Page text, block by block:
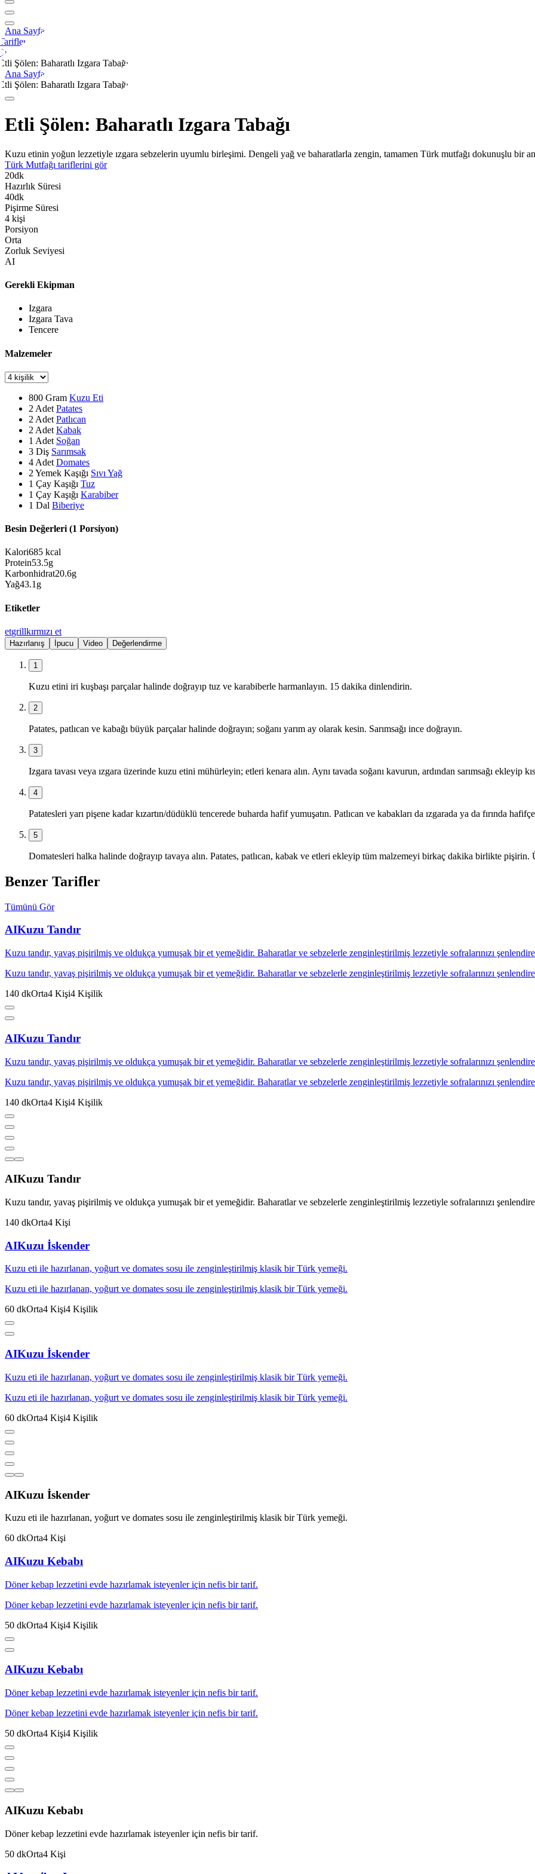
Ana Sayfa
Şölen: Baharatlı Izgara Tabağı
Ana Sayfa
Şölen: Baharatlı Izgara Tabağı
Etli Şölen: Baharatlı Izgara Tabağı
Kuzu etinin yoğun lezzetiyle ızgara sebzelerin uyumlu birleşimi. Dengeli yağ ve baharatlarla zengin, tamamen Türk mutfağı dokunuşlu bir
Türk Mutfağı tariflerini gör
20dk
Hazırlık Süresi
40dk
Pişirme Süresi
4 kişi
Porsiyon
Orta
Zorluk Seviyesi
AI
Gerekli Ekipman
Izgara
Izgara Tava
Tencere
Malzemeler
800 Gram Kuzu Eti
2 Adet Patates
2 Adet Patlıcan
2 Adet Kabak
1 Adet Soğan
3 Diş Sarımsak
4 Adet Domates
2 Yemek Kaşığı Sıvı Yağ
1 Çay Kaşığı Tuz
1 Çay Kaşığı Karabiber
1 Dal Biberiye
Besin Değerleri (1 Porsiyon)
Kalori685 kcal
Protein53.5g
Karbonhidrat20.6g
Yağ43.1 g
Etiketler
etgrillkırmızı et
Hazırlanış İpucu Video Değerlendirme
1
Kuzu etini iri kuşbaşı parçalar halinde doğrayıp tuz ve karabiberle harmanlayın. 15 dakika dinlendirin.
2
Patates, patlıcan ve kabağı büyük parçalar halinde doğrayın; soğanı yarım ay olarak kesin. Sarımsağı ince doğrayın.
3
Izgara tavası veya ızgara üzerinde kuzu etini mühürleyin; etleri kenara alın. Aynı tavada soğanı kavurun, ardından sarımsağı ekleyip
4
Patatesleri yarı pişene kadar kızartın/düdüklü tencerede buharda hafif yumuşatın. Patlıcan ve kabakları da ızgarada ya da fırında hafifçe
5
Domatesleri halka halinde doğrayıp tavaya alın. Patates, patlıcan, kabak ve etleri ekleyip tüm malzemeyi birkaç dakika birlikte pişirin.
Benzer Tarifler
Tümünü Gör
AIKuzu Tandır
Kuzu tandır, yavaş pişirilmiş ve oldukça yumuşak bir et yemeğidir. Baharatlar ve sebzelerle zenginleştirilmiş lezzetiyle sofralarınızı
Kuzu tandır, yavaş pişirilmiş ve oldukça yumuşak bir et yemeğidir. Baharatlar ve sebzelerle zenginleştirilmiş lezzetiyle sofralarınızı
140 dkOrta4 Kişi4 Kişilik
AIKuzu Tandır
Kuzu tandır, yavaş pişirilmiş ve oldukça yumuşak bir et yemeğidir. Baharatlar ve sebzelerle zenginleştirilmiş lezzetiyle sofralarınızı
Kuzu tandır, yavaş pişirilmiş ve oldukça yumuşak bir et yemeğidir. Baharatlar ve sebzelerle zenginleştirilmiş lezzetiyle sofralarınızı
140 dkOrta4 Kişi4 Kişilik
AIKuzu Tandır
Kuzu tandır, yavaş pişirilmiş ve oldukça yumuşak bir et yemeğidir. Baharatlar ve sebzelerle zenginleştirilmiş lezzetiyle sofralarınızı
140 dkOrta4 Kişi
AIKuzu İskender
Kuzu eti ile hazırlanan, yoğurt ve domates sosu ile zenginleştirilmiş klasik bir Türk yemeği.
Kuzu eti ile hazırlanan, yoğurt ve domates sosu ile zenginleştirilmiş klasik bir Türk yemeği.
60 dkOrta4 Kişi4 Kişilik
AIKuzu İskender
Kuzu eti ile hazırlanan, yoğurt ve domates sosu ile zenginleştirilmiş klasik bir Türk yemeği.
Kuzu eti ile hazırlanan, yoğurt ve domates sosu ile zenginleştirilmiş klasik bir Türk yemeği.
60 dkOrta4 Kişi4 Kişilik
AIKuzu İskender
Kuzu eti ile hazırlanan, yoğurt ve domates sosu ile zenginleştirilmiş klasik bir Türk yemeği.
60 dkOrta4 Kişi
AIKuzu Kebabı
Döner kebap lezzetini evde hazırlamak isteyenler için nefis bir tarif.
Döner kebap lezzetini evde hazırlamak isteyenler için nefis bir tarif.
50 dkOrta4 Kişi4 Kişilik
AIKuzu Kebabı
Döner kebap lezzetini evde hazırlamak isteyenler için nefis bir tarif.
Döner kebap lezzetini evde hazırlamak isteyenler için nefis bir tarif.
50 dkOrta4 Kişi4 Kişilik
AIKuzu Kebabı
Döner kebap lezzetini evde hazırlamak isteyenler için nefis bir tarif.
50 dkOrta4 Kişi